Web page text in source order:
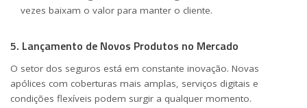
vezes baixam o valor para manter o cliente.
5. Lançamento de Novos Produtos no Mercado
O setor dos seguros está em constante inovação. Novas
apólices com coberturas mais amplas, serviços digitais e
condições flexíveis podem surgir a qualquer momento.